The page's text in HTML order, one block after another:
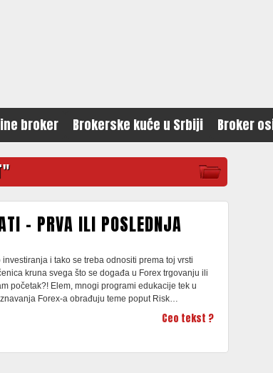
broker Brokerske kuće u Srbiji Broker
– PRVA ILI POSLEDNJA
i tako se treba odnositi prema toj vrsti
kruna svega što se događa u Forex trgovanju ili
početak?! Elem, mnogi programi edukacije tek u
Forex-a obrađuju teme poput Risk…
Ceo tekst ?